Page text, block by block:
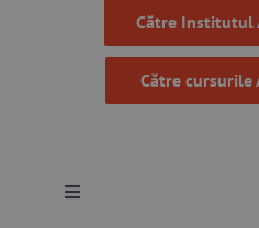
Către Institutul
Către cursurile
Toggle